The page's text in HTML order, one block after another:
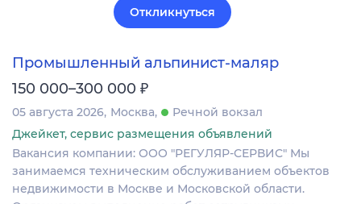
Откликнуться
Промышленный альпинист-маляр
150 000–300 000 ₽
05 августа 2026 Москва
Речной вокзал
Джейкет, сервис размещения объявлений
Вакансия компании: ООО "РЕГУЛЯР-СЕРВИС" Мы
занимаемся техническим обслуживанием объектов
недвижимости в Москве и Московской области.